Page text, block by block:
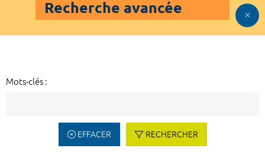
Recherche avancée
Mots-clés :
EFFACER RECHERCHER